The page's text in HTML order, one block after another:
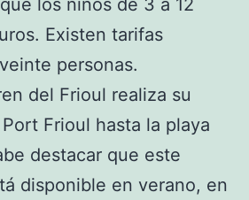
Existen tarifas
personas.
del Frioul realiza su
Frioul hasta la playa
destacar que este
disponible en verano, en